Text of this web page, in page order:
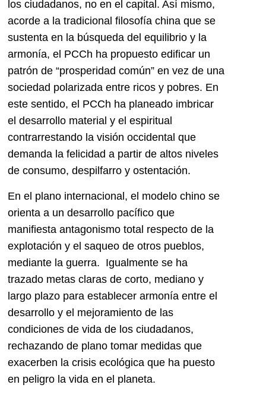
los ciudadanos, no en el capital. Así mismo,
acorde a la tradicional filosofía china que se
sustenta en la búsqueda del equilibrio y la
armonía, el PCCh ha propuesto edificar un
patrón de “prosperidad común” en vez de una
sociedad polarizada entre ricos y pobres. En
este sentido, el PCCh ha planeado imbricar
el desarrollo material y el espiritual
contrarrestando la visión occidental que
demanda la felicidad a partir de altos niveles
de consumo, despilfarro y ostentación.
En el plano internacional, el modelo chino se
orienta a un desarrollo pacífico que
manifiesta antagonismo total respecto de la
explotación y el saqueo de otros pueblos,
mediante la guerra. Igualmente se ha
trazado metas claras de corto, mediano y
largo plazo para establecer armonía entre el
desarrollo y el mejoramiento de las
condiciones de vida de los ciudadanos,
rechazando de plano tomar medidas que
exacerben la crisis ecológica que ha puesto
en peligro la vida en el planeta.